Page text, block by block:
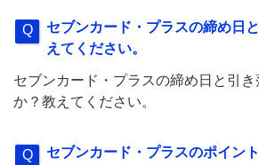
セブンカード・プラスの締め日
えてください。
セブンカード・プラスの締め日と引
か？教えてください。
セブンカード・プラスのポイン